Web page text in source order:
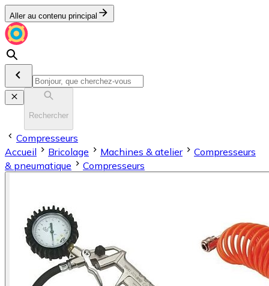
Aller au contenu principal
Rechercher
Compresseurs
Accueil
Bricolage Machines & atelier
Compresseurs
& pneumatique
Compresseurs